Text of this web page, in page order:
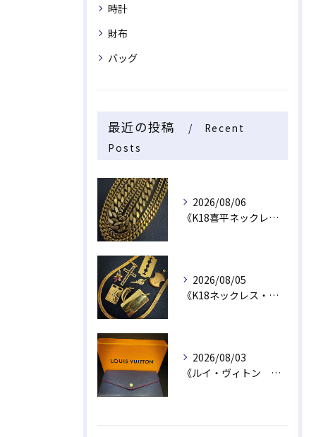
時計
財布
バッグ
最近の投稿
Recent
Posts
2026/08/06
《K18喜平ネックレス・ブレスレット》
2026/08/05
《K18ネックレス・トップ》
2026/08/03
《ルイ・ヴィトン 長財布》